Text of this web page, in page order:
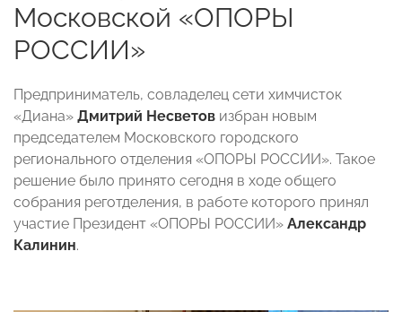
Московской «ОПОРЫ
РОССИИ»
Предприниматель, совладелец сети химчисток
«Диана» Дмитрий Несветов избран новым
председателем Московского городского
регионального отделения «ОПОРЫ РОССИИ». Такое
решение было принято сегодня в ходе общего
собрания реготделения, в работе которого принял
участие Президент «ОПОРЫ РОССИИ» Александр
Калинин.